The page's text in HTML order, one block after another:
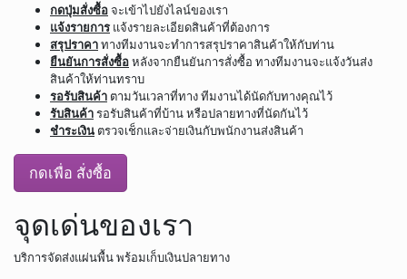
กดปุ่มสั่งซื้อจะเข้าไปยังไลน์ของเรา
แจ้งรายการ แจ้งรายละเอียดสินค้าที่ต้องการ
สรุปราคาทางทีมงานจะทำการสรุปราคาสินค้าให้กับท่าน
ยืนยันการสั่งซื้อหลังจากยืนยันการสั่งซื้อ ทางทีมงานจะแจ้งวันส่ง
สินค้าให้ท่านทราบ
รอรับสินค้า ตามวันเวลาที่ทาง ทีมงานได้นัดกับทางคุณไว้
รับสินค้ารอรับสินค้าที่บ้าน หรือปลายทางที่นัดกันไว้
ชำระเงิน ตรวจเช็กและจ่ายเงินกับพนักงานส่งสินค้า
กดเพื่อ สั่งซื้อ
จุดเด่นของเรา
บริการจัดส่งแผ่นพื้น พร้อมเก็บเงินปลายทาง